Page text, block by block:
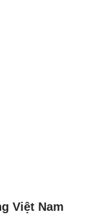
Việt Nam